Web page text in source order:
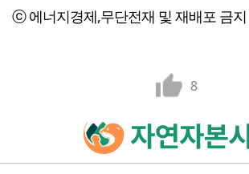
ⓒ 에너지경제,무단전재 및 재배포 금지
8